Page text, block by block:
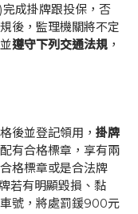
成掛牌跟投保，否
後，監理機關將不定
遵守下列交通法規 ，
後並登記領用， 掛牌
有合格標章，享有兩
格標章或是合法牌
若有明顯毀損、黏
號，將處罰鍰900元